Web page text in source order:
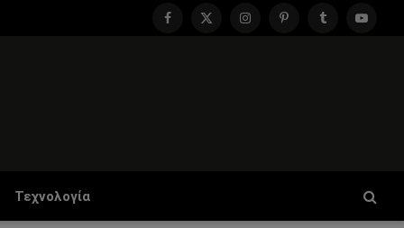
Facebook
X
InstagramPinterestTumblr
Τεχνολογία